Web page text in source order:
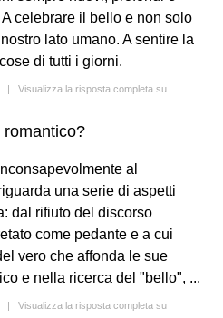
celebrare il bello e non solo
lato umano. A sentire la
di tutti i giorni.
| Visualizza la risposta completa su
romantico?
al
una serie di aspetti
dal rifiuto del discorso
come pedante e a cui
vero che affonda le sue
e nella ricerca del "bello", ...
| Visualizza la risposta completa su